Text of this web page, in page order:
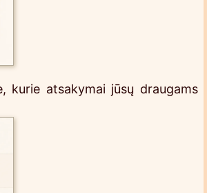
kurie atsakymai jūsų draugams